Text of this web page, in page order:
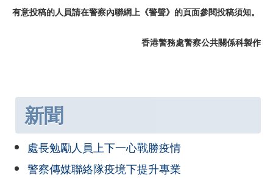
有意投稿的人員請在警察內聯網上《警聲》的頁面參閱投稿須知。
香港警務處警察公共關係科製作
新聞
處長勉勵人員上下一心戰勝疫情
警察傳媒聯絡隊疫境下提升專業